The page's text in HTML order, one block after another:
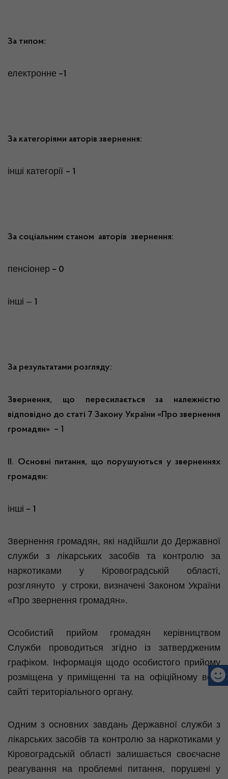
За типом:
електронне –1
За категоріями авторів звернення:
інші категорії – 1
За соціальним станом авторів звернення:
пенсіонер – 0
інші – 1
За результатами розгляду:
Звернення, що пересилається за належністю
відповідно до статі 7 Закону України «Про звернення
громадян» – 1
ІІ. Основні питання, що порушуються у зверненнях
громадян:
інші – 1
Звернення громадян, які надійшли до Державної
служби з лікарських засобів та контролю за
наркотиками у Кіровоградській області,
розглянуто у строки, визначені Законом України
«Про звернення громадян».
Особистий прийом громадян керівництвом
Служби проводиться згідно із затвердженим
графіком. Інформація щодо особистого прийому
розміщена у приміщенні та на офіційному веб-
сайті територіального органу.
Одним з основних завдань Державної служби з
лікарських засобів та контролю за наркотиками у
Кіровоградській області залишається своєчасне
реагування на проблемні питання, порушені у